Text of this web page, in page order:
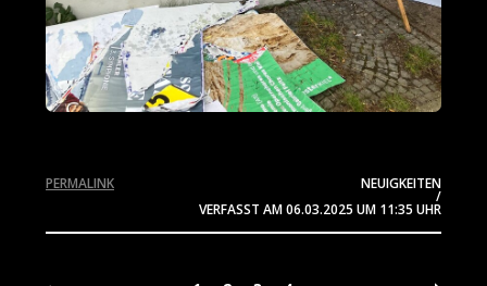
NEUIGKEITEN
/
VERFASST AM06.03.2025 UM 11:35 UHR
PERMALINK